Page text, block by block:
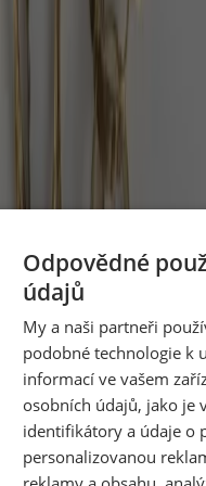
Slonice
velká sloní
obyvatelkou,
náladu víc
Odpovědné
údajů
My a naši partneři
podobné technologie k
informací ve vašem
osobních údajů, jako je
identifikátory a údaje o
personalizovanou